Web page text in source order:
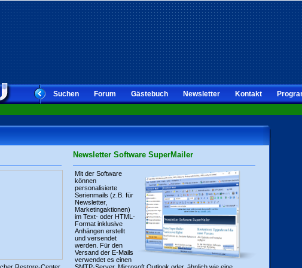
Suchen Forum Gästebuch Newsletter Kontakt
Newsletter Software SuperMailer
Mit der Software
können
personalisierte
Serienmails (z.B. für
Newsletter,
Marketingaktionen)
im Text- oder HTML-
Format inklusive
Anhängen erstellt
und versendet
werden. Für den
Versand der E-Mails
verwendet es einen